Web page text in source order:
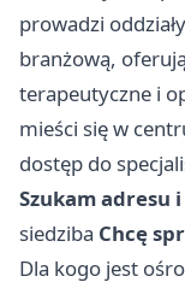
prowadzi
branżową,
terapeutyczne i
mieści się w
dostęp do
Szukam adresu
siedziba Chcę
Dla kogo jest